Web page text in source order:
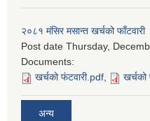
२०८१ मंसिर मसान्त खर्चको फाँटवारी
Post date Thursday,
Documents:
खर्चको फंटवारी.pdf, खर्चको
अन्य